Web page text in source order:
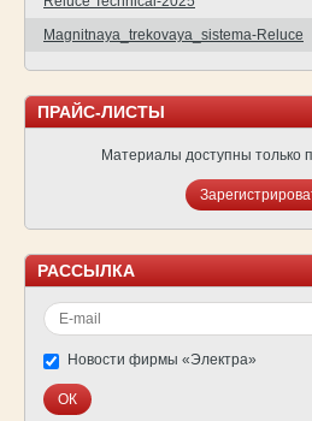
Magnitnaya_trekovaya_sistema-Reluce
ПРАЙС-ЛИСТЫ
Материалы доступны только
РАССЫЛКА
Новости фирмы «Электра»